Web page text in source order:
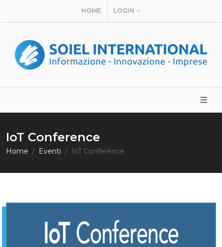
HOME LOGIN
IoT Conference
Home Eventi IoT Conference